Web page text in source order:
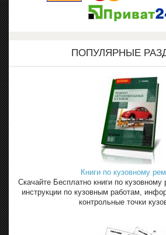
ПОПУЛЯРНЫЕ
Книги по кузовному
Скачайте Бесплатно книги по кузовному
инструкции по кузовным работам,
контрольные точки